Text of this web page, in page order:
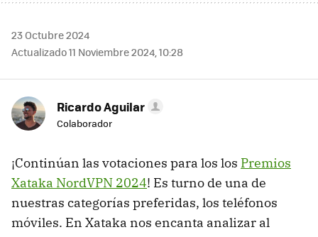
23 Octubre 2024
Actualizado 11 Noviembre 2024, 10:28
Ricardo Aguilar
Colaborador
¡Continúan las votaciones para los los Premios
Xataka NordVPN 2024! Es turno de una de
nuestras categorías preferidas, los teléfonos
móviles. En Xataka nos encanta analizar al